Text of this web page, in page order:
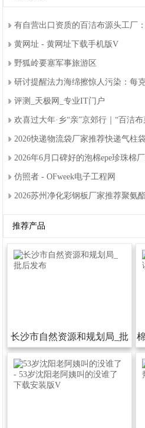
有自营出口资质的百洁布源头工厂
黄网址-黄网址下载手机版V
野狐岭要塞军事旅游区
研讨提醒法力海绵擦惊人污染：每
评测_天极网_专业IT门户
欢喜过大年·乡“亲”京郊行｜“百洁
2026快递物流袋厂家推荐快递气柱
2026年6月口碑好的泡棉epe珍珠棉
仿照者-OFweek电子工程网
2026苏州净化彩钢板厂家推荐聚氨
推荐产品
长沙市自然资源和规划局_批